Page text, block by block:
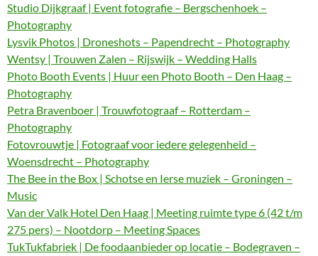
Studio Dijkgraaf | Event fotografie – Bergschenhoek –
Photography
Lysvik Photos | Droneshots – Papendrecht – Photography
Wentsy | Trouwen Zalen – Rijswijk – Wedding Halls
Photo Booth Events | Huur een Photo Booth – Den Haag –
Photography
Petra Bravenboer | Trouwfotograaf – Rotterdam –
Photography
Fotovrouwtje | Fotograaf voor iedere gelegenheid –
Woensdrecht – Photography
The Bee in the Box | Schotse en Ierse muziek – Groningen –
Music
Van der Valk Hotel Den Haag | Meeting ruimte type 6 (42 t/m
275 pers) – Nootdorp – Meeting Spaces
TukTukfabriek | De foodaanbieder op locatie – Bodegraven –